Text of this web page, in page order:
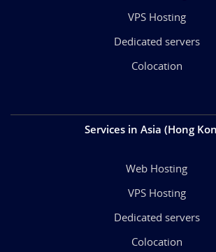
VPS Hosting
Dedicated servers
Colocation
Services in Asia (Hong
Web Hosting
VPS Hosting
Dedicated servers
Colocation